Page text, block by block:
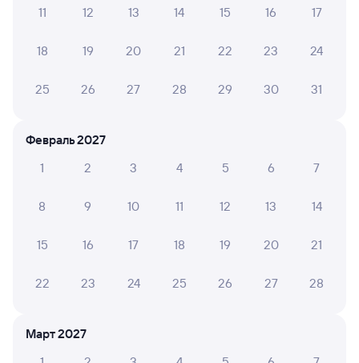
Билеты РЖД
А ещё здесь можно найти
в Хорогочи
Отели
Илимского
Билеты на поезд до Хорогочей
Вокзал Коршуниха-Ангарская
11 12 13 14 15 16 17
18 19 20 21 22 23 24
25 26 27 28 29 30 31
Февраль 2027
1
2 3 4 5 6 7
8 9 10 11 12 13 14
15 16 17 18 19 20 21
22 23 24 25 26 27 28
Март 2027